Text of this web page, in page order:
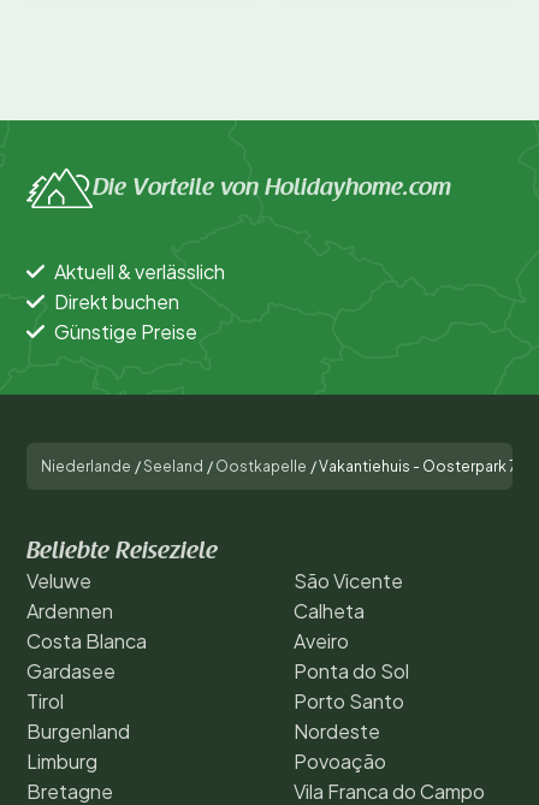
Die Vorteile von Holidayhome.com
Aktuell & verlässlich
Direkt buchen
Günstige Preise
Niederlande /Seeland / Oostkapelle /Vakantiehuis - Oosterpark 77
Beliebte Reiseziele
Veluwe
Ardennen
Costa Blanca
Gardasee
Tirol
Burgenland
Limburg
Bretagne
São Vicente
Calheta
Aveiro
Ponta do Sol
Porto Santo
Nordeste
Povoação
Vila Franca do Campo